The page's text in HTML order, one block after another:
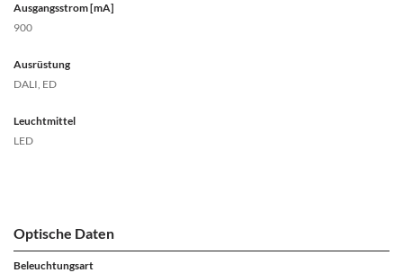
Ausgangsstrom [mA]
900
Ausrüstung
DALI, ED
Leuchtmittel
LED
Optische Daten
Beleuchtungsart